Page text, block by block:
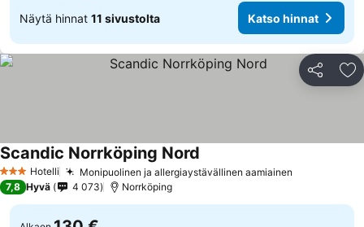
Näytä hinnat 11 sivustolta Katso hinnat
Jaa
3 Tähtiluokitus
Hotelli Monipuolinen ja allergiaystävällinen aamiainen
Scandic Norrköping Nord
7,8 Hyvä 4 073 Norrköping